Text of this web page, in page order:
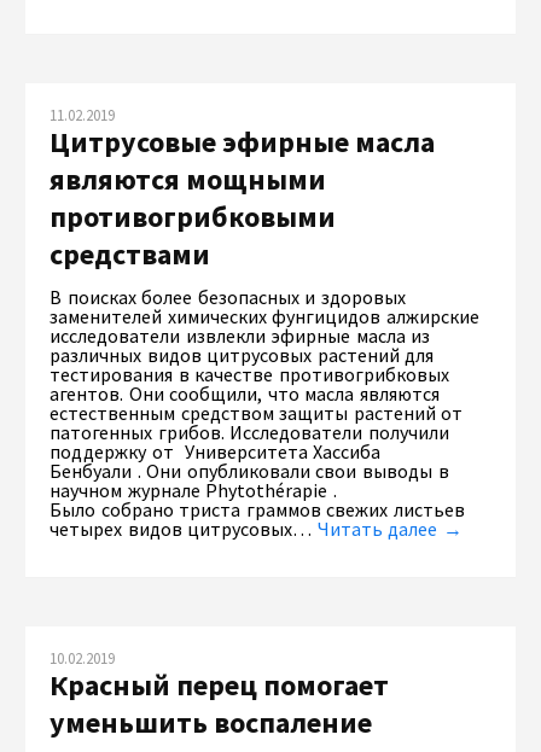
11.02.2019
Цитрусовые эфирные масла
являются мощными
противогрибковыми
средствами
В поисках более безопасных и здоровых
заменителей химических фунгицидов алжирские
исследователи извлекли эфирные масла из
различных видов цитрусовых растений для
тестирования в качестве противогрибковых
агентов. Они сообщили, что масла являются
естественным средством защиты растений от
патогенных грибов. Исследователи получили
поддержку от Университета Хассиба
Бенбуали . Они опубликовали свои выводы в
научном журнале Phytothérapie .
Было собрано триста граммов свежих листьев
четырех видов цитрусовых… Читать далее →
10.02.2019
Красный перец помогает
уменьшить воспаление